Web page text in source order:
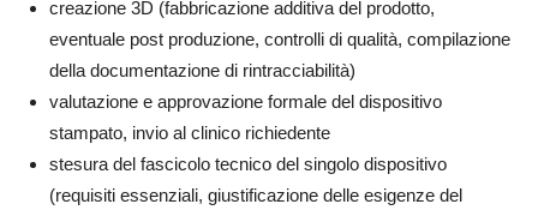
creazione 3D (fabbricazione additiva del prodotto,
eventuale post produzione, controlli di qualità, compilazione
della documentazione di rintracciabilità)
valutazione e approvazione formale del dispositivo
stampato, invio al clinico richiedente
stesura del fascicolo tecnico del singolo dispositivo
(requisiti essenziali, giustificazione delle esigenze del